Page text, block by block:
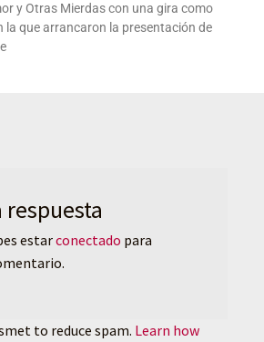
y Otras Mierdas con una gira como
la que arrancaron la presentación de
respuesta
estarconectado para
to reduce spam. Learn how